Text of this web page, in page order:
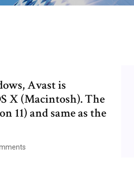
Avast is
X (Macintosh). The
11) and same as the